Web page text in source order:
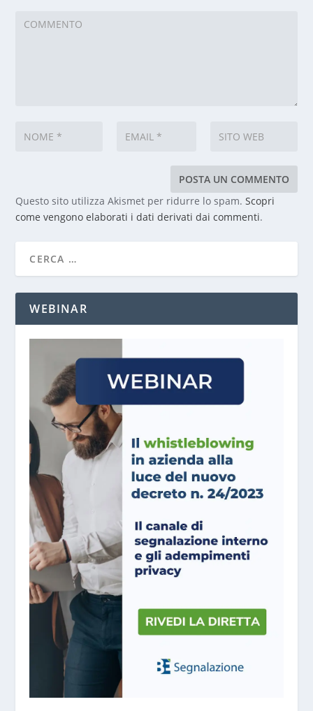
Questo sito utilizza Akismet per ridurre lo spam.Scopri
come vengono elaborati i dati derivati dai commenti.
WEBINAR